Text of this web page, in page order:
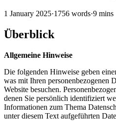
1 January 2025·1756 words·9 mins
Überblick
Allgemeine Hinweise
Die folgenden Hinweise geben
was mit Ihren personenbezogenen
Website besuchen.
denen Sie persönlich identifiziert
Informationen zum Thema
unter diesem Text aufgeführten